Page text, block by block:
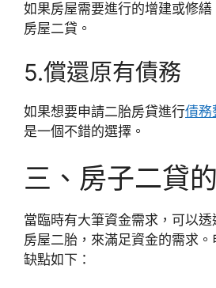
如果房屋需要進行的增建或修
房屋二貸。
5.償還原有債務
如果想要申請二胎房貸進行債務
是一個不錯的選擇。
三、房子二貸
當臨時有大筆資金需求，可以
房屋二胎，來滿足資金的需求
缺點如下：